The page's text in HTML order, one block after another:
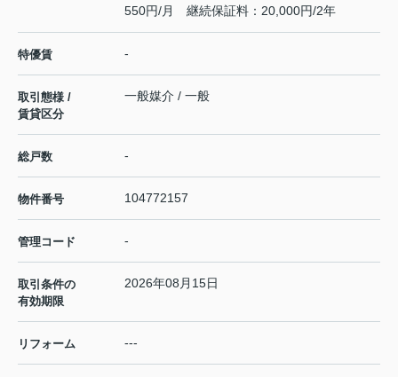
550円/月 継続保証料：20,000円/2年
特優賃 -
取引態様 /
賃貸区分
一般媒介 / 一般
総戸数 -
物件番号 104772157
管理コード -
取引条件の
有効期限
2026年08月15日
リフォーム ---